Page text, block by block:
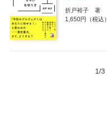
折戸裕子 著
1,650円（税込）
1/3